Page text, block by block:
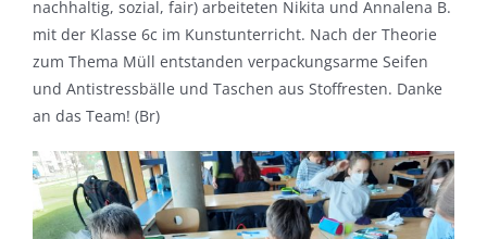
nachhaltig, sozial, fair) arbeiteten Nikita und Annalena B.
mit der Klasse 6c im Kunstunterricht. Nach der Theorie
zum Thema Müll entstanden verpackungsarme Seifen
und Antistressbälle und Taschen aus Stoffresten. Danke
an das Team! (Br)